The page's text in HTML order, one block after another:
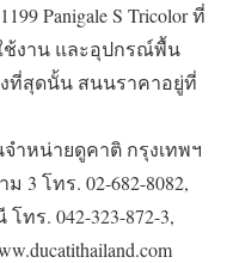
Panigale S Tricolor ที่
ช้งาน และอุปกรณ์พื้น
ที่สุดนั้น สนนราคาอยู่ที่
ำหน่ายดูคาติ กรุงเทพฯ
3 โทร. 02-682-8082,
ทร. 042-323-872-3,